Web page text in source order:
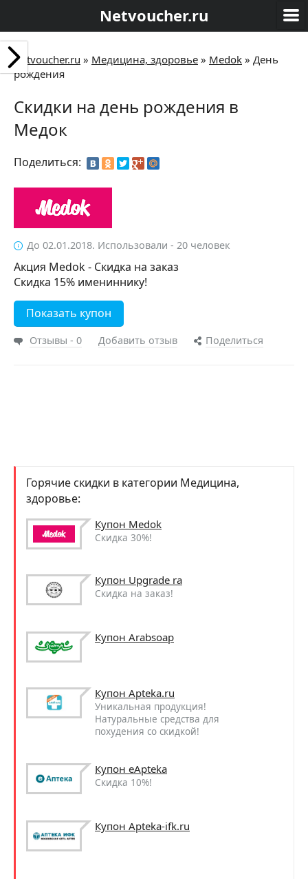
Netvoucher.ru
Netvoucher.ru » Медицина, здоровье » Medok » День
рождения
Скидки на день рождения в
Медок
Поделиться:
До 02.01.2018. Использовали - 20 человек
Акция Medok - Скидка на заказ
Скидка 15% имениннику!
Показать купон
Отзывы - 0 Добавить отзыв Поделиться
Горячие скидки в категории Медицина,
здоровье:
Купон Medok
Скидка 30%!
Купон Upgrade ra
Скидка на заказ!
Купон Arabsoap
Купон Apteka.ru
Уникальная продукция!
Натуральные средства для
похудения со скидкой!
Купон eApteka
Скидка 10%!
Купон Apteka-ifk.ru